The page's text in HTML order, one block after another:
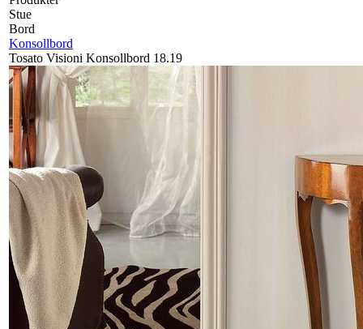
Stue
Bord
Konsollbord
Tosato Visioni Konsollbord 18.19